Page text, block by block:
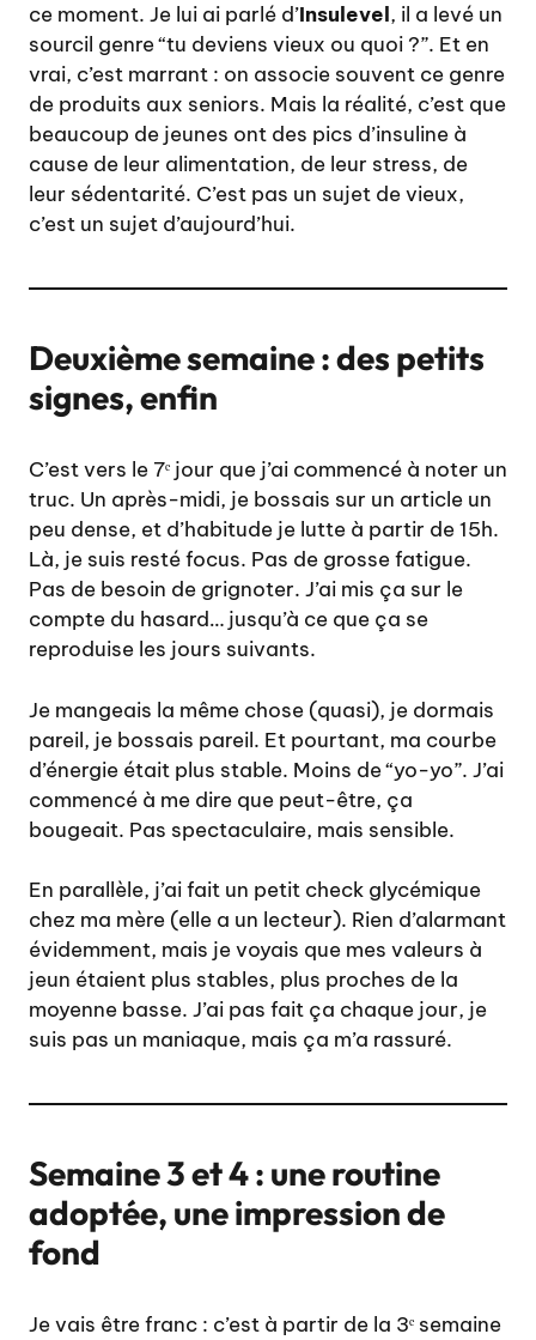
ce moment. Je lui ai parlé d’Insulevel, il a levé un
sourcil genre “tu deviens vieux ou quoi ?”. Et en
vrai, c’est marrant : on associe souvent ce genre
de produits aux seniors. Mais la réalité, c’est que
beaucoup de jeunes ont des pics d’insuline à
cause de leur alimentation, de leur stress, de
leur sédentarité. C’est pas un sujet de vieux,
c’est un sujet d’aujourd’hui.
Deuxième semaine : des petits
signes, enfin
C’est vers le 7ᵉ jour que j’ai commencé à noter un
truc. Un après-midi, je bossais sur un article un
peu dense, et d’habitude je lutte à partir de 15h.
Là, je suis resté focus. Pas de grosse fatigue.
Pas de besoin de grignoter. J’ai mis ça sur le
compte du hasard… jusqu’à ce que ça se
reproduise les jours suivants.
Je mangeais la même chose (quasi), je dormais
pareil, je bossais pareil. Et pourtant, ma courbe
d’énergie était plus stable. Moins de “yo-yo”. J’ai
commencé à me dire que peut-être, ça
bougeait. Pas spectaculaire, mais sensible.
En parallèle, j’ai fait un petit check glycémique
chez ma mère (elle a un lecteur). Rien d’alarmant
évidemment, mais je voyais que mes valeurs à
jeun étaient plus stables, plus proches de la
moyenne basse. J’ai pas fait ça chaque jour, je
suis pas un maniaque, mais ça m’a rassuré.
Semaine 3 et 4 : une routine
adoptée, une impression de
fond
Je vais être franc : c’est à partir de la 3ᵉ semaine